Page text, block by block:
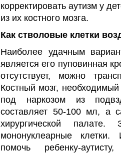
корректировать аутизм у
из их костного мозга.
Как стволовые клетки
Наиболее удачным
является его пуповинная
отсутствует, можно
Костный мозг,
под наркозом из
составляет 50-100 мл, а
хирургической
мононуклеарные
помочь ребенку-